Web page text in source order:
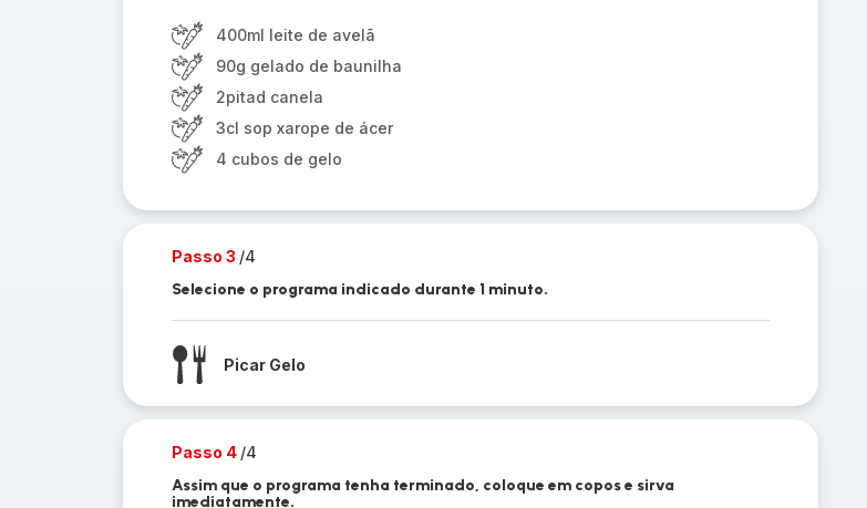
400ml leite de avelã
90g gelado de baunilha
2pitad canela
3cl sop xarope de ácer
4 cubos de gelo
Passo 3 /4
Selecione o programa indicado durante 1 minuto.
Picar Gelo
Passo 4 /4
Assim que o programa tenha terminado, coloque em copos e sirva
imediatamente.